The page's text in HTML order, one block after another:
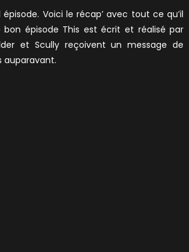
Voici le récap’ avec tout ce qu’il
épisode This est écrit et réalisé par
et Scully reçoivent un message de
auparavant.